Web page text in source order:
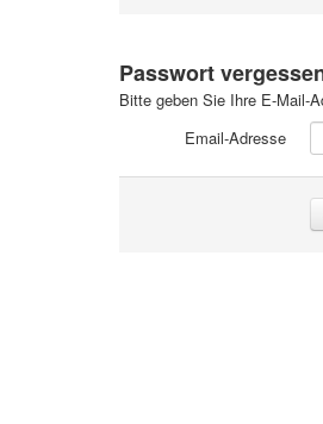
Passwort
Bitte geben Sie Ihre E-Mail-
Email-Adresse